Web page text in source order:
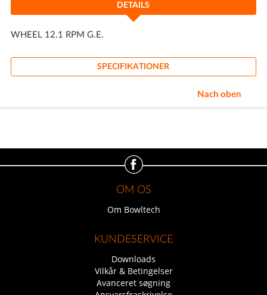
DETAILS
WHEEL 12.1 RPM G.E.
SPECIFIKATIONER
Nach oben
OM OS
Om Bowltech
KUNDESERVICE
Downloads
Vilkår & Betingelser
Avanceret søgning